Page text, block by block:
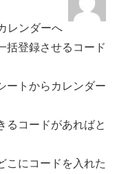
レンダーへ
括登録させるコード
ートからカレンダー
るコードがあればと
こにコードを入れた